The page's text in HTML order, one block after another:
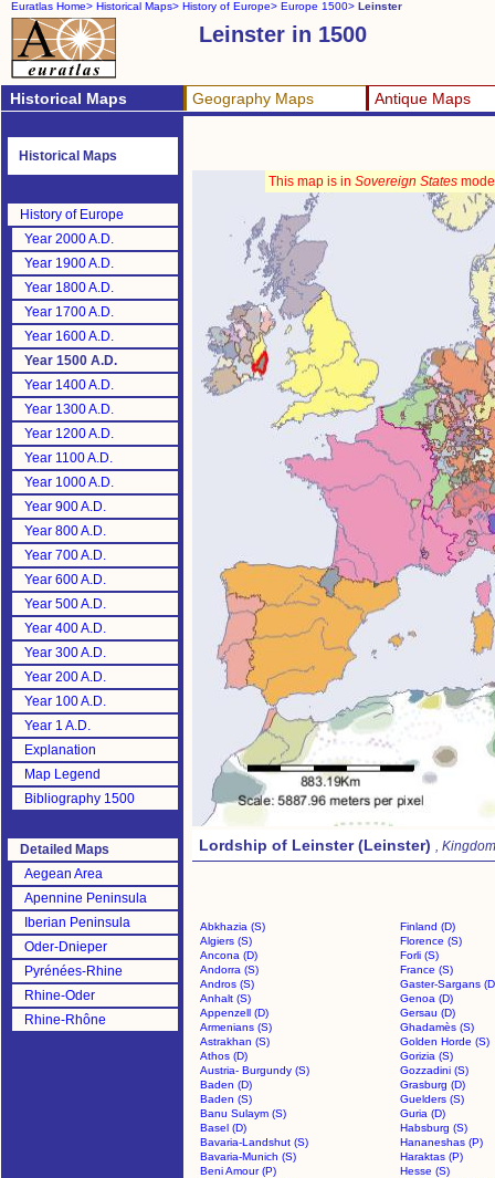
Euratlas Home> Historical Maps> History of Europe> Europe 1500> Leinster
Leinster in 1500
Historical Maps Geography Maps Antique Maps
Historical Maps
History of Europe
Year 2000 A.D.
Year 1900 A.D.
Year 1800 A.D.
Year 1700 A.D.
Year 1600 A.D.
Year 1500 A.D.
Year 1400 A.D.
Year 1300 A.D.
Year 1200 A.D.
Year 1100 A.D.
Year 1000 A.D.
Year 900 A.D.
Year 800 A.D.
Year 700 A.D.
Year 600 A.D.
Year 500 A.D.
Year 400 A.D.
Year 300 A.D.
Year 200 A.D.
Year 100 A.D.
Year 1 A.D.
Explanation
Map Legend
Bibliography 1500
Detailed Maps
Aegean Area
Apennine Peninsula
Iberian Peninsula
Oder-Dnieper
Pyrénées-Rhine
Rhine-Oder
Rhine-Rhône
This map is in Sovereign States
Lordship of Leinster (Leinster) ,
Abkhazia (S)
Finland (D)
Algiers (S)
Florence (S)
Ancona (D)
Forli (S)
Andorra (S)
France (S)
Andros (S)
Gaster-Sargans
Anhalt (S)
Genoa (D)
Appenzell (D)
Gersau (D)
Armenians (S)
Ghadamès (S)
Astrakhan (S)
Golden Horde (S)
Athos (D)
Gorizia (S)
Austria- Burgundy (S)
Gozzadini (S)
Baden (D)
Grasburg (D)
Baden (S)
Guelders (S)
Banu Sulaym (S)
Guria (D)
Basel (D)
Habsburg (S)
Bavaria-Landshut (S)
Hananeshas (P)
Bavaria-Munich (S)
Haraktas (P)
Beni Amour (P)
Hesse (S)